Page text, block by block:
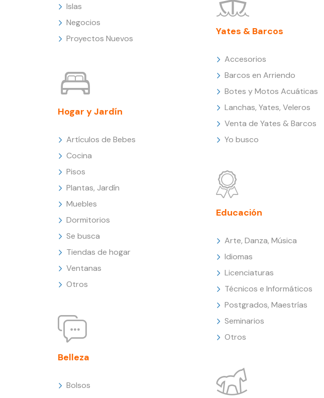
Islas
Negocios
Proyectos Nuevos
Hogar y Jardín
Artículos de Bebes
Cocina
Pisos
Plantas, Jardín
Muebles
Dormitorios
Se busca
Tiendas de hogar
Ventanas
Otros
Belleza
Bolsos
Yates & Barcos
Accesorios
Barcos en Arriendo
Botes y Motos Acuáticas
Lanchas, Yates, Veleros
Venta de Yates & Barcos
Yo busco
Educación
Arte, Danza, Música
Idiomas
Licenciaturas
Técnicos e Informáticos
Postgrados, Maestrías
Seminarios
Otros